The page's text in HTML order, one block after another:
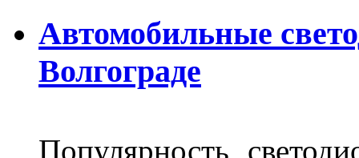
Автомобильные
Волгограде
Популярность